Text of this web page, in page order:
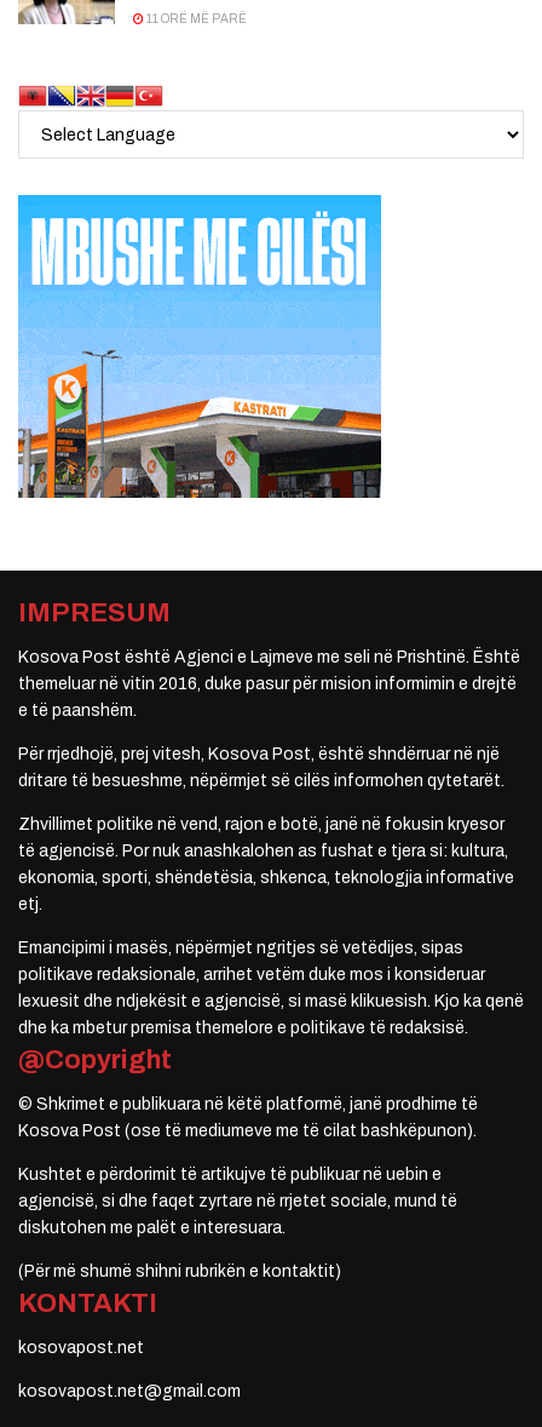
11 ORË MË PARË
IMPRESUM
Kosova Post është Agjenci e Lajmeve me seli në Prishtinë. Është
themeluar në vitin 2016, duke pasur për mision informimin e drejtë
e të paanshëm.
Për rrjedhojë, prej vitesh, Kosova Post, është shndërruar në një
dritare të besueshme, nëpërmjet së cilës informohen qytetarët.
Zhvillimet politike në vend, rajon e botë, janë në fokusin kryesor
të agjencisë. Por nuk anashkalohen as fushat e tjera si: kultura,
ekonomia, sporti, shëndetësia, shkenca, teknologjia informative
etj.
Emancipimi i masës, nëpërmjet ngritjes së vetëdijes, sipas
politikave redaksionale, arrihet vetëm duke mos i konsideruar
lexuesit dhe ndjekësit e agjencisë, si masë klikuesish. Kjo ka qenë
dhe ka mbetur premisa themelore e politikave të redaksisë.
@Copyright
© Shkrimet e publikuara në këtë platformë, janë prodhime të
Kosova Post (ose të mediumeve me të cilat bashkëpunon).
Kushtet e përdorimit të artikujve të publikuar në uebin e
agjencisë, si dhe faqet zyrtare në rrjetet sociale, mund të
diskutohen me palët e interesuara.
(Për më shumë shihni rubrikën e kontaktit)
KONTAKTI
kosovapost.net
kosovapost.net@gmail.com